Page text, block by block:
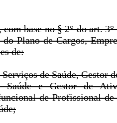
base no § 2° do art.
Plano de Cargos,
de:
de Saúde, Gestor
Saúde e Gestor de
de Profissional de